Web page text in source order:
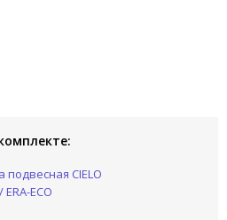
подвесная CIELO
ECO